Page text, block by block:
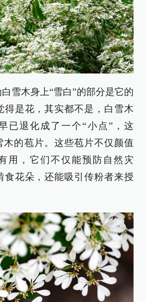
雪木身上“雪白”的部分是它的
得是花，其实都不是，白雪木
已退化成了一个“小点”，这
木的苞片。这些苞片不仅颜值
用，它们不仅能预防自然灾
食花朵，还能吸引传粉者来授